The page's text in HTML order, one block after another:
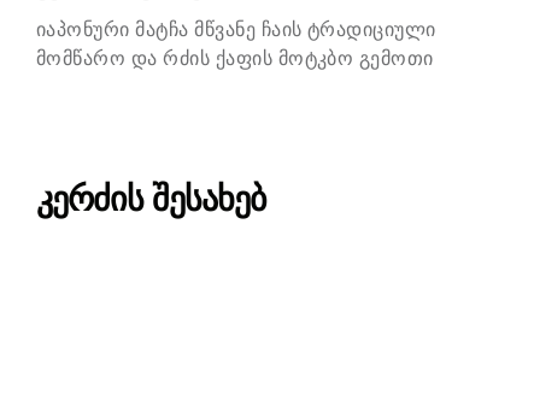
იაპონური მატჩა მწვანე ჩაის ტრადიციული
მომწარო და რძის ქაფის მოტკბო გემოთი
კერძის შესახებ